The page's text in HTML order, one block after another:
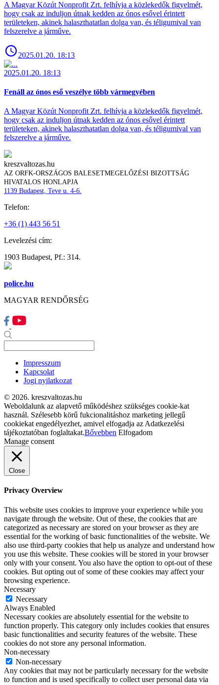
A Magyar Közút Nonprofit Zrt. felhívja a közlekedők figyelmét,
hogy csak az induljon útnak kedden az ónos esővel érintett
területeken, akinek halaszthatatlan dolga van, és téligumival van
felszerelve a járműve.
2025.01.20. 18:13
2025.01.20. 18:13
Fenáll az ónos eső veszélye több vármegyében
A Magyar Közút Nonprofit Zrt. felhívja a közlekedők figyelmét,
hogy csak az induljon útnak kedden az ónos esővel érintett
területeken, akinek halaszthatatlan dolga van, és téligumival van
felszerelve a járműve.
kreszvaltozas.hu
AZ ORFK-ORSZÁGOS BALESETMEGELŐZÉSI BIZOTTSÁG
HIVATALOS HONLAPJA
1139 Budapest, Teve u. 4-6.
Telefon:
+36 (1) 443 56 51
Levelezési cím:
1903 Budapest, Pf.: 314.
police.hu
MAGYAR RENDŐRSÉG
Impresszum
Kapcsolat
Jogi nyilatkozat
© 2026. kreszvaltozas.hu
Weboldalunk az alapvető működéshez szükséges cookie-kat
használ. Szélesebb körű fukcionalitáshoz marketing jellegű
cookiekat engedélyezhet, amivel elfogadja az Adatkezelési
tájékoztatóban foglaltakat.Bővebben Elfogadom
Manage consent
Close
Privacy Overview
This website uses cookies to improve your experience while you
navigate through the website. Out of these, the cookies that are
categorized as necessary are stored on your browser as they are
essential for the working of basic functionalities of the website. We
also use third-party cookies that help us analyze and understand how
you use this website. These cookies will be stored in your browser
only with your consent. You also have the option to opt-out of these
cookies. But opting out of some of these cookies may affect your
browsing experience.
Necessary
Necessary
Always Enabled
Necessary cookies are absolutely essential for the website to
function properly. This category only includes cookies that ensures
basic functionalities and security features of the website. These
cookies do not store any personal information.
Non-necessary
Non-necessary
Any cookies that may not be particularly necessary for the website
to function and is used specifically to collect user personal data via